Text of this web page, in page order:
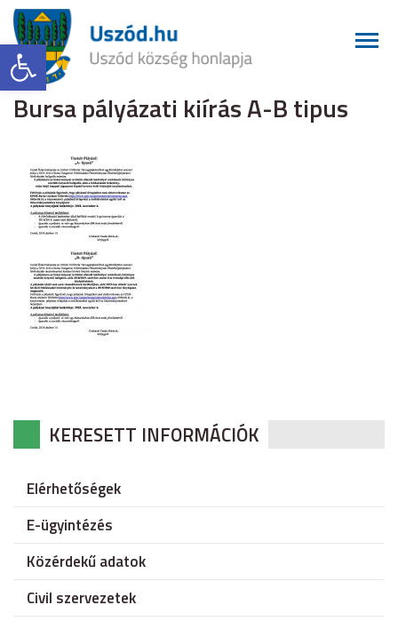
Eszköztár megnyitása
Bursa pályázati kiírás A-B tipus
KERESETT INFORMÁCIÓK
Elérhetőségek
E-ügyintézés
Közérdekű adatok
Civil szervezetek